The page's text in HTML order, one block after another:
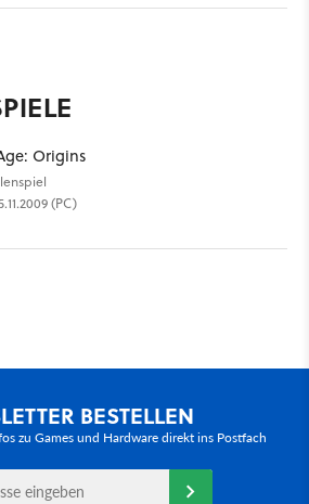
Origins
(PC)
BESTELLEN
zu Games und Hardware direkt ins Postfach